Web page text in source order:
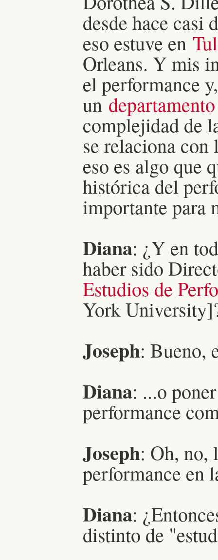
desde hace casi
eso estuve en
Orleans. Y mis
el performance
un
complejidad de
se relaciona
eso es algo que
histórica del
importante para
Diana: ¿Y en
haber sido
Estudios de
York
Joseph: Bueno,
Diana: ...o
performance
Joseph: Oh, no,
performance en
Diana:
distinto de